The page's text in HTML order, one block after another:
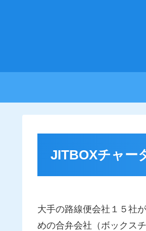
JITBOXチャー
大手の路線便会社１５社
めの合弁会社（ボックス